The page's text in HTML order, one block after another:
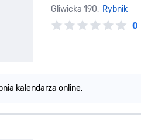
Gliwicka 190, Rybnik
0
kalendarza online.